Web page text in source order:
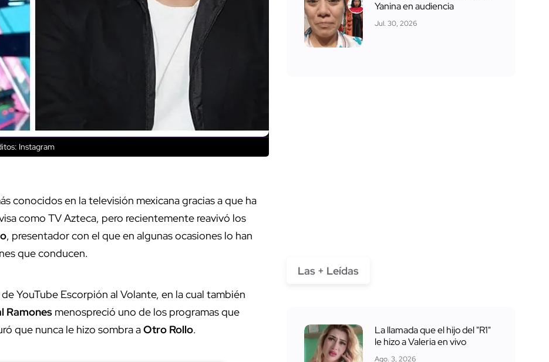
Instagram
conocidos en la televisión mexicana gracias a que ha
como TV Azteca, pero recientemente reavivó los
, presentador con el que en algunas ocasiones lo han
que conducen.
YouTube Escorpión al Volante, en la cual también
Ramones menospreció uno de los programas que
que nunca le hizo sombra aOtro Rollo.
Yanina en audiencia
Jul. 30, 2026
Las + Leídas
La llamada que el hijo del "R1"
le hizo a Valeria en vivo
Ago. 3, 2026